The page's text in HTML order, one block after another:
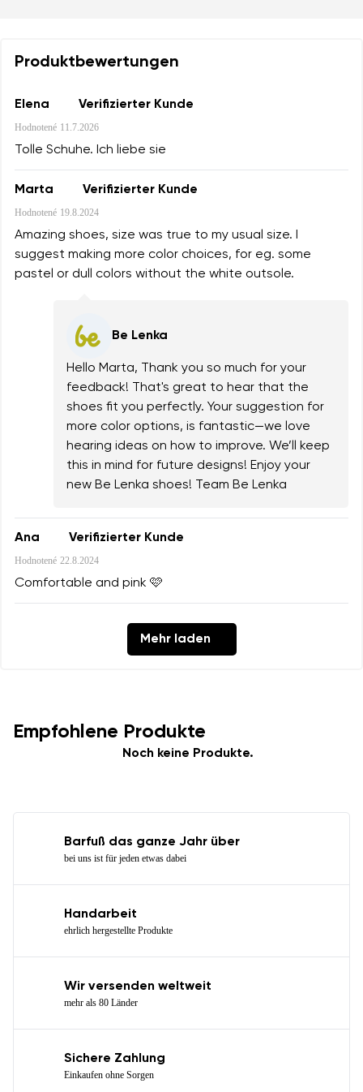
Produktbewertungen
Elena Verifizierter Kunde
Hodnotené 11.7.2026
Tolle Schuhe. Ich liebe sie
Marta Verifizierter Kunde
Hodnotené 19.8.2024
Amazing shoes, size was true to my usual size. I
suggest making more color choices, for eg. some
pastel or dull colors without the white outsole.
Be Lenka
Hello Marta, Thank you so much for your
feedback! That's great to hear that the
shoes fit you perfectly. Your suggestion for
more color options, is fantastic—we love
hearing ideas on how to improve. We’ll keep
this in mind for future designs! Enjoy your
new Be Lenka shoes! Team Be Lenka
Ana Verifizierter Kunde
Hodnotené 22.8.2024
Comfortable and pink 🩷
Mehr laden
Empfohlene Produkte
Noch keine Produkte.
Barfuß das ganze Jahr über
bei uns ist für jeden etwas dabei
Handarbeit
ehrlich hergestellte Produkte
Wir versenden weltweit
mehr als 80 Länder
Sichere Zahlung
Einkaufen ohne Sorgen